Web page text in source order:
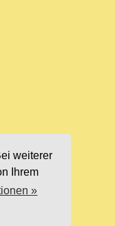
weiterer
Ihrem
»